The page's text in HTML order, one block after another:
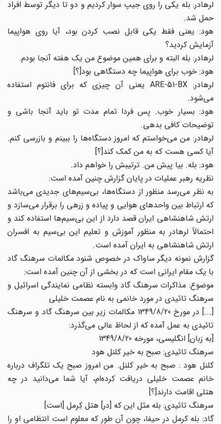
لرهادر: بله یکی را روی جیپ سوار کردیم و دو تا دیگر توسط افراد
حمل شد.
هود: یعنی فقط یکی قابل نصب کردن بود، آیا روی هواپیما
آزمایش کردید؟
لرهادر: بله البته و برای همین موضوع من یک هفته آنجا بودم.
هود: خوب برای هواپیما چه دستگاهی بود[؟]
لرهادر: ARE-51-BX یعنی آن چیزی که برای فانتوم استفاده
می‌شود.
هود: بسیار خوب. پس فردا تمام مدت تو باید آنجا باشی و
توضیحات کافی بدهی.
لرهادر: من می‌خواستم که امروز دستگاه‌ها را ببینم و بازرسی کنم.
آیا کسی هست که به من کمک کند[؟]
هود: بله. بیا پیش من. ترتیبش را خواهم داد.
نظریه رهبر عملیات در پایان گزارش چنین آمده است:
به نظر می‌رسد منظور از دستگاه‌ها، بی‌سیم‌های جدیدی می‌باشد
که ارتباط بین واحدهای هوایی و پیاده و زرهی را برقرار می‌سازد و
ارتش شاهنشاهی ایران قصد دارد از این بی‌سیم‌ها استفاده کند و
احتمالاً لرهادر به منظور آموزش و تعلیم این بی‌سیم به افسران
ارتش شاهنشاهی به ایران آمده است.
گزارش نمونه دیگر ساواک در خصوص شنود مکالمات سرهنگ گاد
با یک مقام ایرانی است که در بخشی از آن چنین آمده است:
موضوع: مذاکرات سرهنگ گاد وابسته نظامی نمایندگی اسرائیل و
سرهنگ تائیدی در مورد خانمی به نام عصمت خلیلی
[...] در مورخ 1349/8/20 مکالمات زیر بین سرهنگ گاد و سرهنگ
تائیدی به عمل آمده که از لحاظ عالی می‌گذرد:
[به زبان] انگلیسی، مورخه 1349/8/20
سرهنگ تائیدی: صبح به خیر کلنل هود
کلنل هود : صبح به خیر کلنل. من امروز صبح یک تلگراف درباره
خانم عصمت خلیلی دریافت کرده‌ام، آیا شما می‌دانید در چه
هتلی اقامت دارند[؟]
سرهنگ تائیدی: بله مثل این که [در] هتل کِرمل [است]
گاد: بله کرمل در حیفا، چون آن طور که معلوم است انتظامی او را